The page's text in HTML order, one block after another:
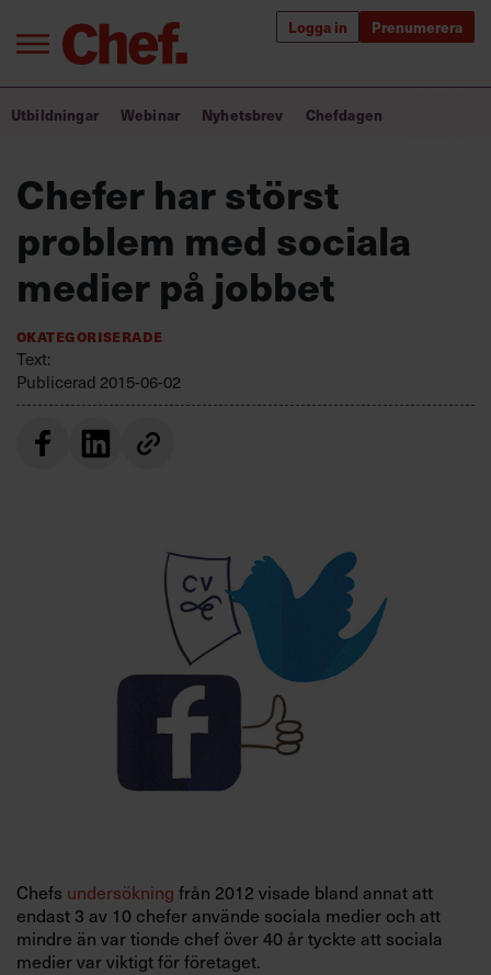
Logga in Prenumerera
Annonsera
Om oss
Kontakta oss
Bra ledare förändrar världen
Utbildning för ledare
Chefakademin+
Populära utbildningar
Utbildningar Webinar Nyhetsbrev Chefdagen
Chefer har störst
problem med sociala
medier på jobbet
Okategoriserade
Text:
Publicerad 2015-06-02
Chefs undersökning från 2012 visade bland annat att
endast 3 av 10 chefer använde sociala medier och att
mindre än var tionde chef över 40 år tyckte att sociala
medier var viktigt för företaget.